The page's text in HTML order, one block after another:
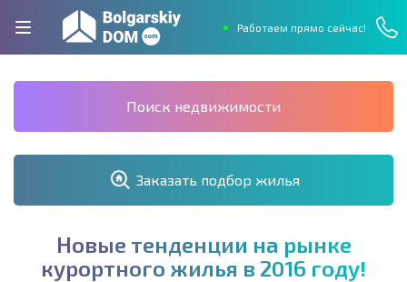
Работаем прямо сейчас!
Поиск недвижимости
Заказать подбор жилья
Новые тенденции на рынке
курортного жилья в 2016 году!